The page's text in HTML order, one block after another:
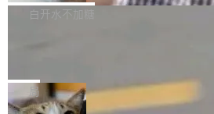
P9 patch03及以上版本。 *升级路径：
很多中国音视频开发者而言，这个名字并
“启蒙老师”。 而今年，恰好是雷霄骅离世
年。FFmpeg 社区最终选择用一个大版本
导致公司在多个项目上超支。《金融时报
编写程序，目标是完成电商平台作者信息
列表的数据匹配 —— 一项常规的数据处
白开水不加糖
e CEO Clément Delangue 在 CNBC 的
没有拐弯抹角。他说中国正在赢得 AI 竞
局